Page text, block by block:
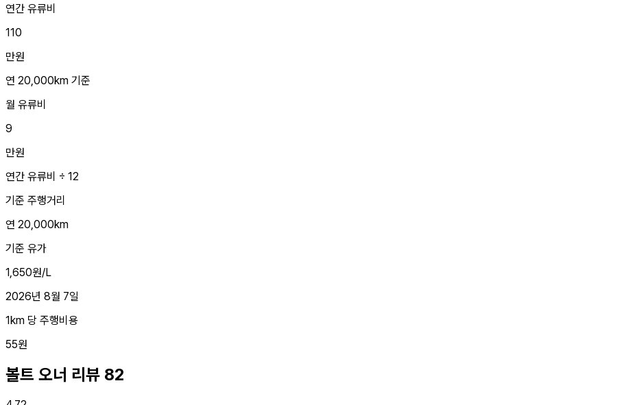
연간 유류비
110
만원
연 20,000km 기준
월 유류비
9
만원
연간 유류비 ÷ 12
기준 주행거리
연 20,000km
기준 유가
1,650원/L
2026년 8월 7일
1km 당 주행비용
55원
볼트 오너 리뷰 82